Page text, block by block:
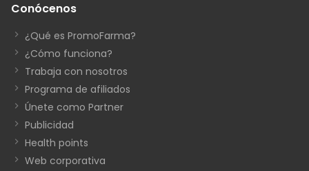
Conócenos
¿Qué es PromoFarma?
¿Cómo funciona?
Trabaja con nosotros
Programa de afiliados
Únete como Partner
Publicidad
Health points
Web corporativa